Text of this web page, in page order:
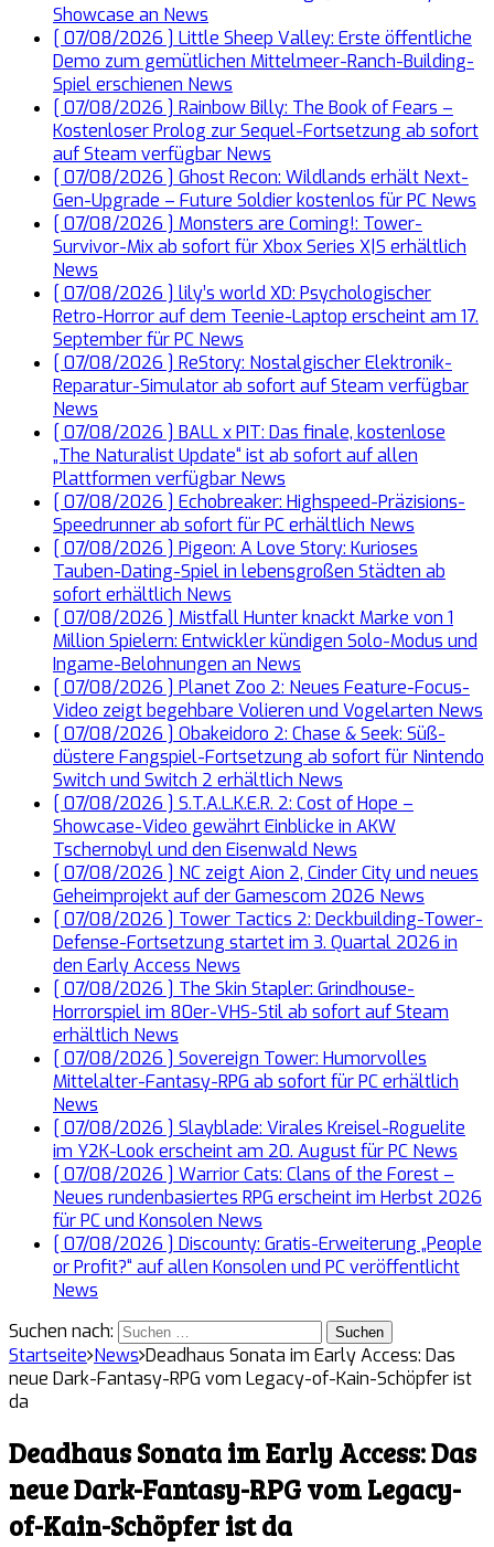
Showcase an News
[ 07/08/2026 ] Little Sheep Valley: Erste öffentliche
Demo zum gemütlichen Mittelmeer-Ranch-Building-
Spiel erschienen News
[ 07/08/2026 ] Rainbow Billy: The Book of Fears –
Kostenloser Prolog zur Sequel-Fortsetzung ab sofort
auf Steam verfügbar News
[ 07/08/2026 ] Ghost Recon: Wildlands erhält Next-
Gen-Upgrade – Future Soldier kostenlos für PC News
[ 07/08/2026 ] Monsters are Coming!: Tower-
Survivor-Mix ab sofort für Xbox Series X|S erhältlich
News
[ 07/08/2026 ] lily’s world XD: Psychologischer
Retro-Horror auf dem Teenie-Laptop erscheint am 17.
September für PC News
[ 07/08/2026 ] ReStory: Nostalgischer Elektronik-
Reparatur-Simulator ab sofort auf Steam verfügbar
News
[ 07/08/2026 ] BALL x PIT: Das finale, kostenlose
„The Naturalist Update“ ist ab sofort auf allen
Plattformen verfügbar News
[ 07/08/2026 ] Echobreaker: Highspeed-Präzisions-
Speedrunner ab sofort für PC erhältlich News
[ 07/08/2026 ] Pigeon: A Love Story: Kurioses
Tauben-Dating-Spiel in lebensgroßen Städten ab
sofort erhältlich News
[ 07/08/2026 ] Mistfall Hunter knackt Marke von 1
Million Spielern: Entwickler kündigen Solo-Modus und
Ingame-Belohnungen an News
[ 07/08/2026 ] Planet Zoo 2: Neues Feature-Focus-
Video zeigt begehbare Volieren und Vogelarten News
[ 07/08/2026 ] Obakeidoro 2: Chase & Seek: Süß-
düstere Fangspiel-Fortsetzung ab sofort für Nintendo
Switch und Switch 2 erhältlich News
[ 07/08/2026 ] S.T.A.L.K.E.R. 2: Cost of Hope –
Showcase-Video gewährt Einblicke in AKW
Tschernobyl und den Eisenwald News
[ 07/08/2026 ] NC zeigt Aion 2, Cinder City und neues
Geheimprojekt auf der Gamescom 2026 News
[ 07/08/2026 ] Tower Tactics 2: Deckbuilding-Tower-
Defense-Fortsetzung startet im 3. Quartal 2026 in
den Early Access News
[ 07/08/2026 ] The Skin Stapler: Grindhouse-
Horrorspiel im 80er-VHS-Stil ab sofort auf Steam
erhältlich News
[ 07/08/2026 ] Sovereign Tower: Humorvolles
Mittelalter-Fantasy-RPG ab sofort für PC erhältlich
News
[ 07/08/2026 ] Slayblade: Virales Kreisel-Roguelite
im Y2K-Look erscheint am 20. August für PC News
[ 07/08/2026 ] Warrior Cats: Clans of the Forest –
Neues rundenbasiertes RPG erscheint im Herbst 2026
für PC und Konsolen News
[ 07/08/2026 ] Discounty: Gratis-Erweiterung „People
or Profit?“ auf allen Konsolen und PC veröffentlicht
News
Suchen nach:
Startseite News Deadhaus Sonata im Early Access: Das
neue Dark-Fantasy-RPG vom Legacy-of-Kain-Schöpfer ist
da
Deadhaus Sonata im Early Access: Das
neue Dark-Fantasy-RPG vom Legacy-
of-Kain-Schöpfer ist da